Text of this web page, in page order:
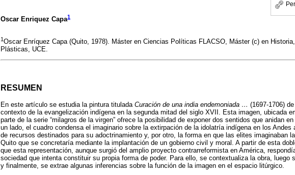
Oscar Enriquez Capa1
1Oscar Enríquez Capa (Quito, 1978). Máster en Ciencias Políticas FLACSO, Máster (c) en
Plásticas, UCE.
RESUMEN
En este artículo se estudia la pintura titulada Curación de una india endemoniada … (1697-1706)
contexto de la evangelización indígena en la segunda mitad del siglo XVII. Esta imagen, ubicada
parte de la serie “milagros de la virgen” ofrece la posibilidad de exponer dos sentidos que anidan
un lado, el cuadro condensa el imaginario sobre la extirpación de la idolatría indígena en los Andes
de recursos destinados para su adoctrinamiento y, por otro, la forma en que las elites imaginaban
Quito que se concretaría mediante la implantación de un gobierno civil y moral. A partir de esta
que esta representación, aunque surgió del amplio proyecto contrarreformista en América,
sociedad que intenta constituir su propia forma de poder. Para ello, se contextualiza la obra, luego
y finalmente, se extrae algunas inferencias sobre la función de la imagen en el espacio litúrgico.